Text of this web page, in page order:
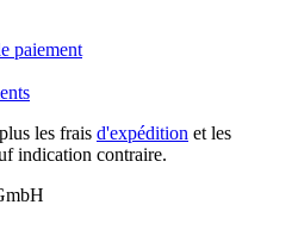
paiement
les frais d'expédition et les
indication contraire.